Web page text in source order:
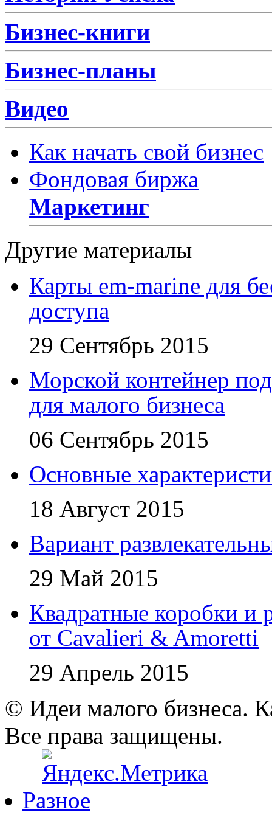
Бизнес-книги
Бизнес-планы
Видео
Как начать свой бизнес
Фондовая биржа
Маркетинг
Другие материалы
Карты em-marine для
доступа
29 Сентябрь 2015
Морской контейнер
для малого бизнеса
06 Сентябрь 2015
Основные
18 Август 2015
Вариант
29 Май 2015
Квадратные коробки и
от Cavalieri & Amoretti
29 Апрель 2015
© Идеи малого бизнеса.
Все права защищены.
Разное